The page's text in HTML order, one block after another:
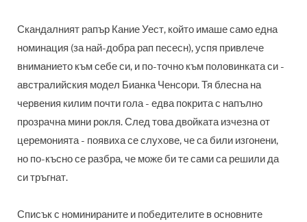
Скандалният рапър Кание Уест, който имаше само една
номинация (за най-добра рап песесн), успя привлече
вниманието към себе си, и по-точно към половинката си -
австралийския модел Бианка Ченсори. Тя блесна на
червения килим почти гола - едва покрита с напълно
прозрачна мини рокля. След това двойката изчезна от
церемонията - появиха се слухове, че са били изгонени,
но по-късно се разбра, че може би те сами са решили да
си тръгнат.
Списък с номинираните и победителите в основните